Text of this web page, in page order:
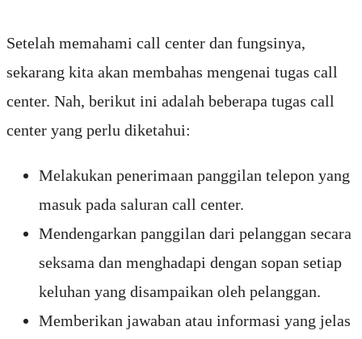
Setelah memahami call center dan fungsinya,
sekarang kita akan membahas mengenai tugas call
center. Nah, berikut ini adalah beberapa tugas call
center yang perlu diketahui:
Melakukan penerimaan panggilan telepon yang
masuk pada saluran call center.
Mendengarkan panggilan dari pelanggan secara
seksama dan menghadapi dengan sopan setiap
keluhan yang disampaikan oleh pelanggan.
Memberikan jawaban atau informasi yang jelas